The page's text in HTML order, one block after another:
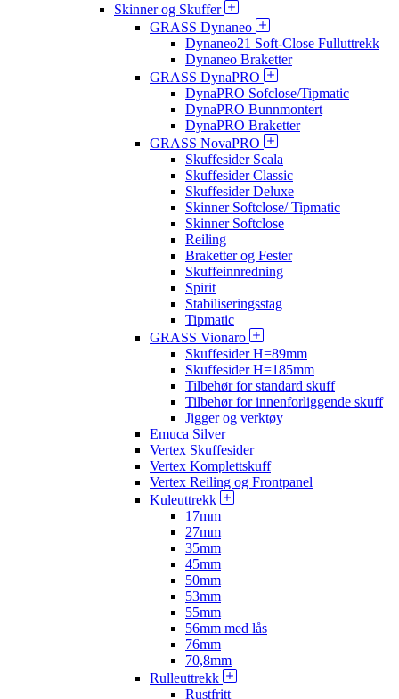
Skinner og Skuffer
GRASS Dynaneo
Dynaneo21 Soft-Close Fulluttrekk
Dynaneo Braketter
GRASS DynaPRO
DynaPRO Sofclose/Tipmatic
DynaPRO Bunnmontert
DynaPRO Braketter
GRASS NovaPRO
Skuffesider Scala
Skuffesider Classic
Skuffesider Deluxe
Skinner Softclose/ Tipmatic
Skinner Softclose
Reiling
Braketter og Fester
Skuffeinnredning
Spirit
Stabiliseringsstag
Tipmatic
GRASS Vionaro
Skuffesider H=89mm
Skuffesider H=185mm
Tilbehør for standard skuff
Tilbehør for innenforliggende skuff
Jigger og verktøy
Emuca Silver
Vertex Skuffesider
Vertex Komplettskuff
Vertex Reiling og Frontpanel
Kuleuttrekk
17mm
27mm
35mm
45mm
50mm
53mm
55mm
56mm med lås
76mm
70,8mm
Rulleuttrekk
Rustfritt